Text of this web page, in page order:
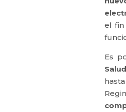
el fin
​Es